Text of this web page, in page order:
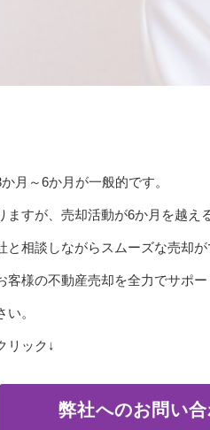
月～6か月が一般的です。
すが、売却活動が6か月を越え
相談しながらスムーズな売却
客様の不動産売却を全力でサポー
い。
リック↓
弊社へのお問い